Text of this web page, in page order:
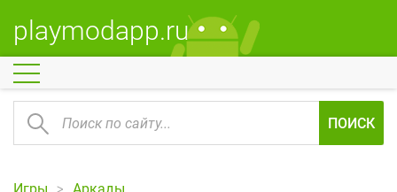
playmodapp.ru
ПОИСК